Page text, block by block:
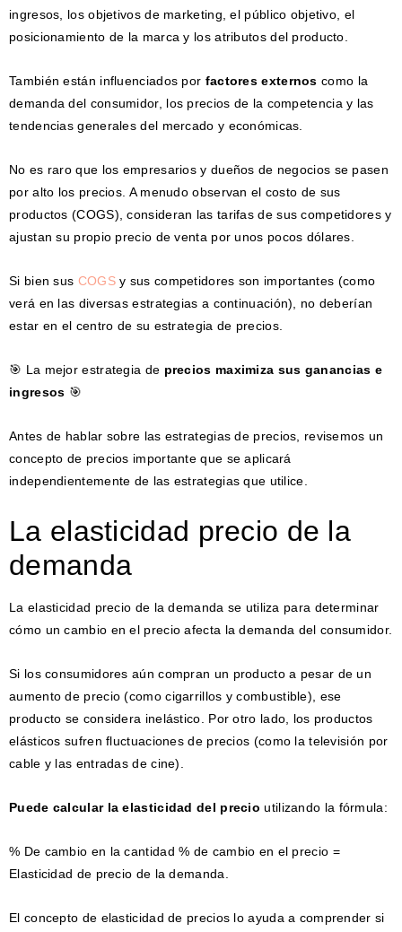
ingresos, los objetivos de marketing, el público objetivo, el
posicionamiento de la marca y los atributos del producto.
También están influenciados por factores externos como la
demanda del consumidor, los precios de la competencia y las
tendencias generales del mercado y económicas.
No es raro que los empresarios y dueños de negocios se pasen
por alto los precios. A menudo observan el costo de sus
productos (COGS), consideran las tarifas de sus competidores y
ajustan su propio precio de venta por unos pocos dólares.
Si bien sus COGSy sus competidores son importantes (como
verá en las diversas estrategias a continuación), no deberían
estar en el centro de su estrategia de precios.
🎯 La mejor estrategia de precios maximiza sus ganancias e
ingresos 🎯
Antes de hablar sobre las estrategias de precios, revisemos un
concepto de precios importante que se aplicará
independientemente de las estrategias que utilice.
La elasticidad precio de la
demanda
La elasticidad precio de la demanda se utiliza para determinar
cómo un cambio en el precio afecta la demanda del consumidor.
Si los consumidores aún compran un producto a pesar de un
aumento de precio (como cigarrillos y combustible), ese
producto se considera inelástico. Por otro lado, los productos
elásticos sufren fluctuaciones de precios (como la televisión por
cable y las entradas de cine).
Puede calcular la elasticidad del precio utilizando la fórmula:
% De cambio en la cantidad % de cambio en el precio =
Elasticidad de precio de la demanda.
El concepto de elasticidad de precios lo ayuda a comprender si